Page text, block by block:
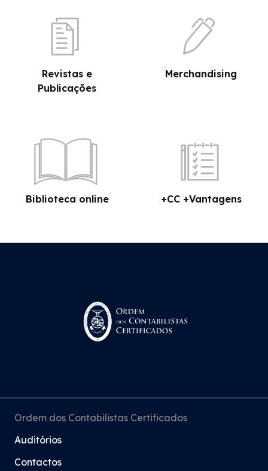
Revistas e
Publicações
Merchandising
Biblioteca online +CC +Vantagens
Ordem dos Contabilistas Certificados
Auditórios
Contactos